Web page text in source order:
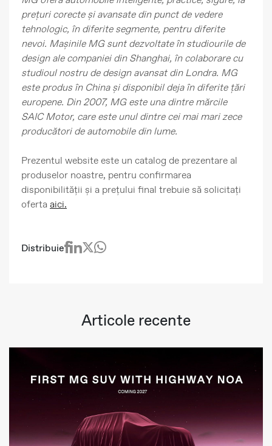
prețuri corecte și avansate din punct de vedere
tehnologic, în diferite segmente, pentru diferite
nevoi. Mașinile MG sunt dezvoltate în studiourile de
design ale companiei din Shanghai, în colaborare cu
studioul nostru de design avansat din Londra. MG
este produs în China și disponibil deja în diferite țări
europene. Din 2007, MG este una dintre mărcile
SAIC Motor, care este unul dintre cei mai mari zece
producători de automobile din lume.
Prezentul website este un catalog de prezentare al
produselor noastre, pentru confirmarea
disponibilității și a prețului final trebuie să solicitați
ofertaaici.
Distribuie
Articole recente